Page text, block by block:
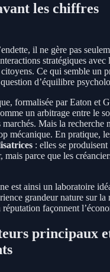
les chiffres
il ne gère pas
stratégiques avec
Ce qui semble un
d’équilibre
formalisée par Eaton et
un arbitrage entre le
marchés. Mais la recherche
mécanique. En pratique,
: elles se
mais parce que les
est ainsi un laboratoire
grandeur nature sur la
façonnent
principaux